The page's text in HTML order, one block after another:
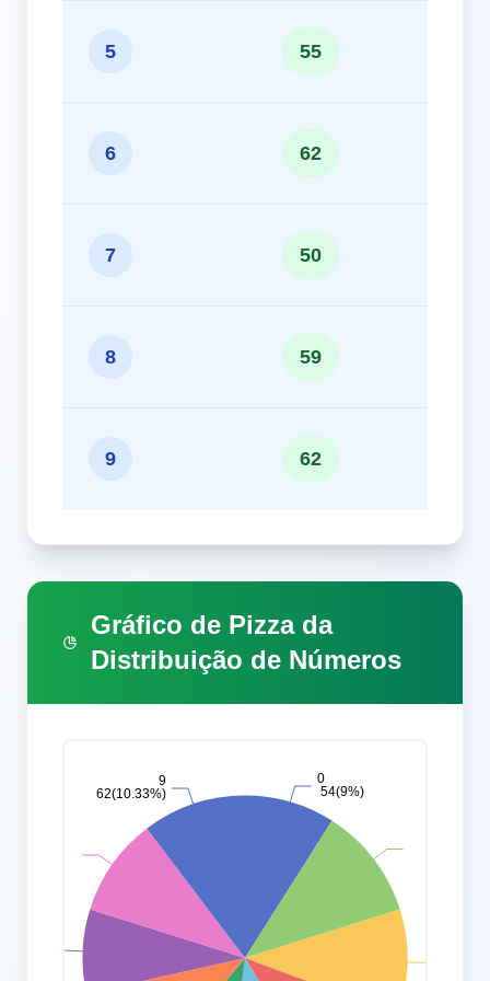
5 55
6 62
7 50
8 59
9 62
Gráfico de Pizza da
Distribuição de Números